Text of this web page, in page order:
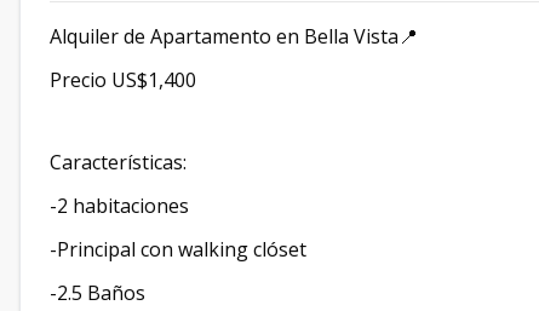
Alquiler de Apartamento en Bella Vista📍
Precio US$1,400
Características:
-2 habitaciones
-Principal con walking clóset
-2.5 Baños